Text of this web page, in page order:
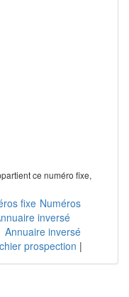
ce numéro fixe,
fixe Numéros
inversé
Annuaire inversé
prospection |